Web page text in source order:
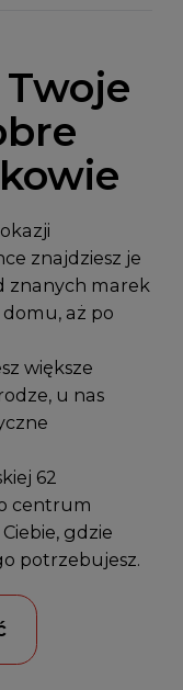
znajdziesz je
znanych marek
aż po
większe
u nas
62
centrum
gdzie
potrzebujesz.